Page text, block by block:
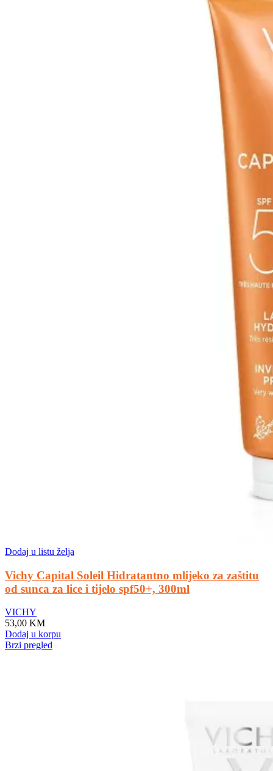
Dodaj u listu želja
Vichy Capital Soleil Hidratantno mlijeko za zaštitu
od sunca za lice i tijelo spf50+, 300ml
VICHY
53,00 KM
Dodaj u korpu
Brzi pregled